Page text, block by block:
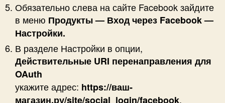
Обязательно слева на сайте Facebook зайдите
в меню Продукты — Вход через Facebook —
Настройки.
В разделе Настройки в опции,
Действительные URI перенаправления для
OAuth
укажите адрес: https://ваш-
магазин.ру/site/social_login/facebook,